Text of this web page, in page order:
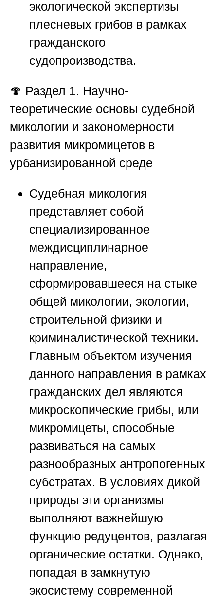
экологической экспертизы
плесневых грибов в рамках
гражданского
судопроизводства.
🍄 Раздел 1. Научно-
теоретические основы судебной
микологии и закономерности
развития микромицетов в
урбанизированной среде
Судебная микология
представляет собой
специализированное
междисциплинарное
направление,
сформировавшееся на стыке
общей микологии, экологии,
строительной физики и
криминалистической техники.
Главным объектом изучения
данного направления в рамках
гражданских дел являются
микроскопические грибы, или
микромицеты, способные
развиваться на самых
разнообразных антропогенных
субстратах. В условиях дикой
природы эти организмы
выполняют важнейшую
функцию редуцентов, разлагая
органические остатки. Однако,
попадая в замкнутую
экосистему современной